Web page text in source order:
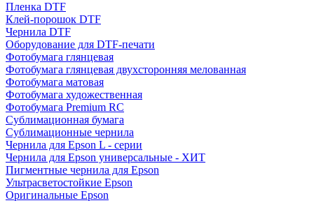
Пленка DTF
Клей-порошок DTF
Чернила DTF
Оборудование для DTF-печати
Фотобумага глянцевая
Фотобумага глянцевая двухсторонняя мелованная
Фотобумага матовая
Фотобумага художественная
Фотобумага Premium RC
Сублимационная бумага
Сублимационные чернила
Чернила для Epson L - серии
Чернила для Epson универсальные - ХИТ
Пигментные чернила для Epson
Ультрасветостойкие Epson
Оригинальные Epson